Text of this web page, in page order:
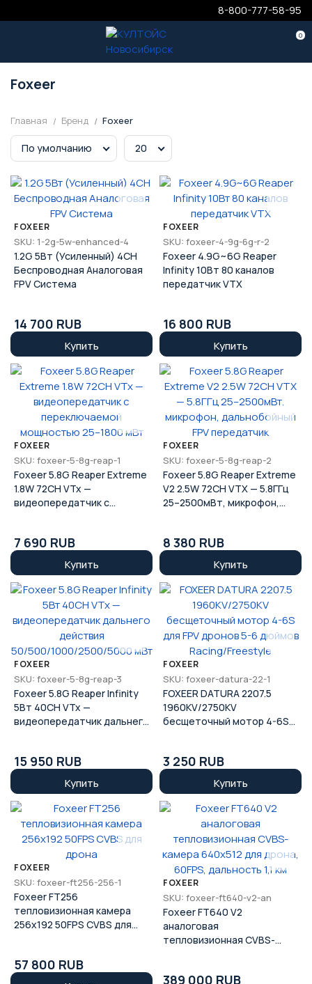
8-800-777-58-95
0
Foxeer
Главная Бренд Foxeer
По умолчанию 20
FOXEER
SKU: 1-2g-5w-enhanced-4
1.2G 5Вт (Усиленный) 4CH
Беспроводная Аналоговая
FPV Система
14 700 RUB
Купить
FOXEER
SKU: foxeer-4-9g-6g-r-2
Foxeer 4.9G~6G Reaper
Infinity 10Вт 80 каналов
передатчик VTX
16 800 RUB
Купить
FOXEER
SKU: foxeer-5-8g-reap-1
Foxeer 5.8G Reaper Extreme
1.8W 72CH VTx —
видеопередатчик с
7 690 RUB
Купить
FOXEER
SKU: foxeer-5-8g-reap-2
Foxeer 5.8G Reaper Extreme
V2 2.5W 72CH VTX — 5.8ГГц
25–2500мВт, микрофон,
8 380 RUB
Купить
FOXEER
SKU: foxeer-5-8g-reap-3
Foxeer 5.8G Reaper Infinity
5Вт 40CH VTx —
видеопередатчик дальнего
мВт
15 950 RUB
Купить
FOXEER
SKU: foxeer-datura-22-1
FOXEER DATURA 2207.5
1960KV/2750KV
бесщеточный мотор 4-6S
3 250 RUB
Купить
FOXEER
SKU: foxeer-ft256-256-1
Foxeer FT256
тепловизионная камера
256x192 50FPS CVBS для
57 800 RUB
FOXEER
SKU: foxeer-ft640-v2-an
Foxeer FT640 V2
аналоговая
тепловизионная CVBS-
389 000 RUB